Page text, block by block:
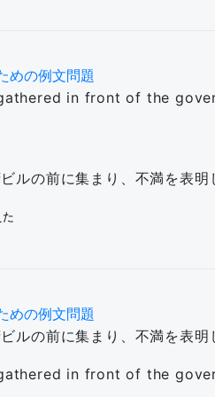
めの例文問題
in front of the
ルの前に集まり、不満を表明
た
めの例文問題
ルの前に集まり、不満を表明
in front of the